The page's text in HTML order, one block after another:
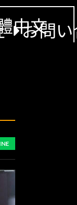
お問
中文